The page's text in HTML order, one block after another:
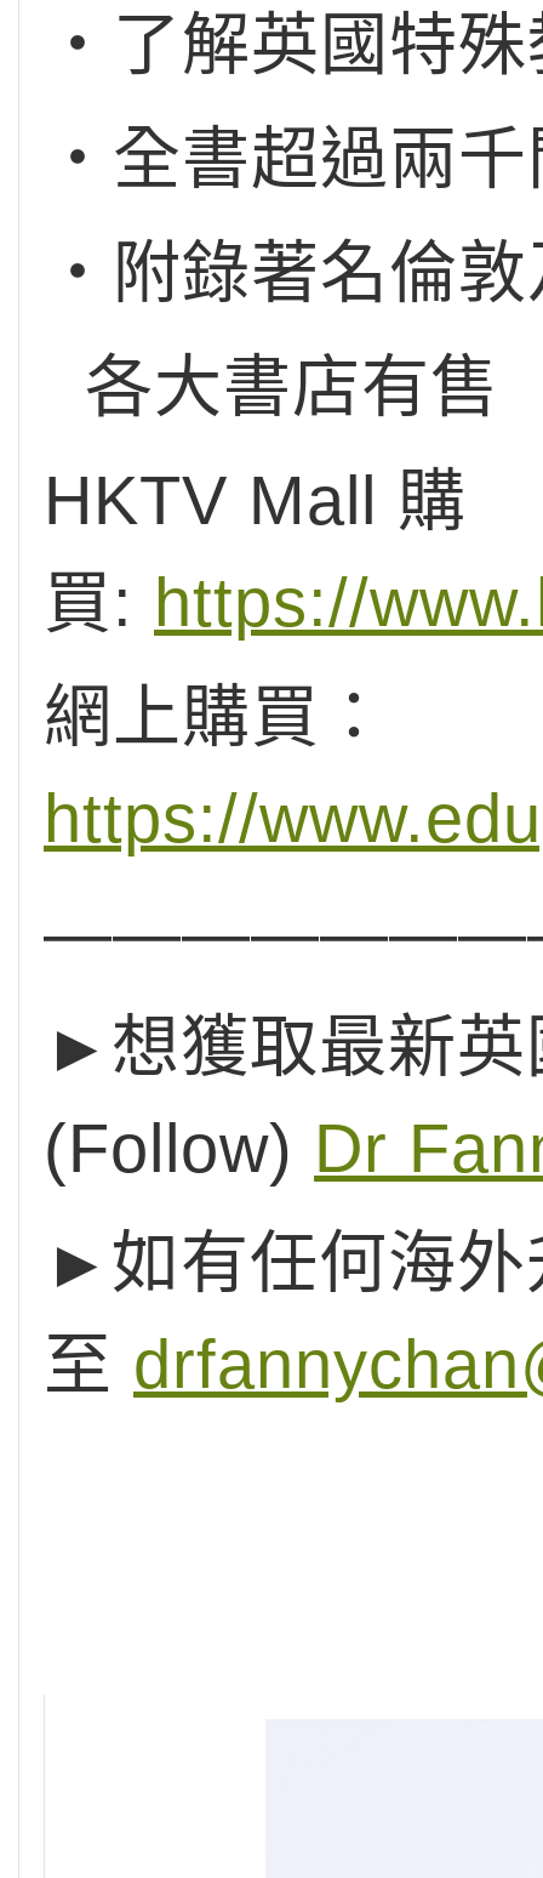
‧了解英國特
‧全書超過兩
‧附錄著名倫
各大書店有售
HKTV Mall 購
買: https://
網上購買：
https://
►想獲取最新英
(Follow) Dr
►如有任何海外
至